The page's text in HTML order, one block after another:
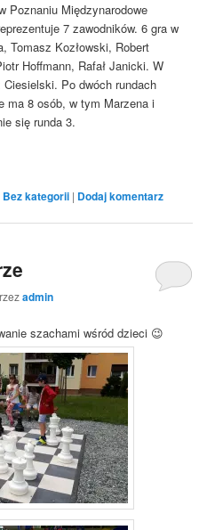
Poznaniu Międzynarodowe
7 zawodników. 6 gra w
Tomasz Kozłowski, Robert
Hoffmann, Rafał Janicki. W
Po dwóch rundach
ma 8 osób, w tym Marzena i
się runda 3.
Bez kategorii | Dodaj komentarz
admin
szachami wśród dzieci 😉